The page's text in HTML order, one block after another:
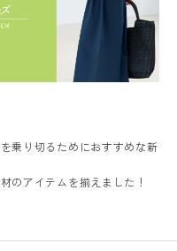
乗り切るためにおすすめな新
のアイテムを揃えました！